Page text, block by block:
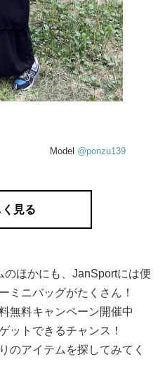
Model @ponzu139
見る
のほかにも、JanSportには便
ミニバッグがたくさん！
無料キャンペーン開催中
ットできるチャンス！
のアイテムを探してみてく